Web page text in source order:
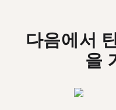
다음에서
을